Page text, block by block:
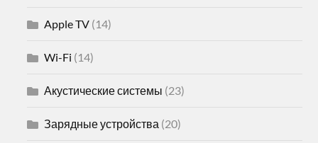
Apple TV (14)
Wi-Fi (14)
Акустические системы (23)
Зарядные устройства (20)